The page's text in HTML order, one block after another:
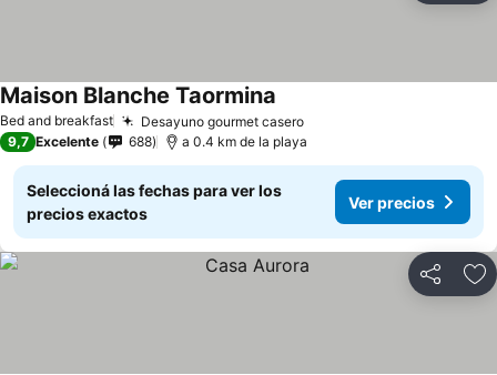
Bed and breakfast Desayuno gourmet casero
Maison Blanche Taormina
9,7 Excelente 688 a 0.4 km de la playa
Seleccioná las fechas para ver los
precios exactos
Ver precios
Compartir